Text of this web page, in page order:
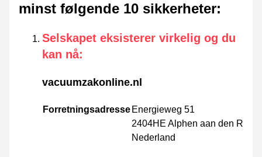
minst følgende 10 sikkerheter:
Selskapet eksisterer virkelig og du
kan nå:
vacuumzakonline.nl
Forretningsadresse Energieweg 51
2404HE Alphen aan den Rijn
Nederland